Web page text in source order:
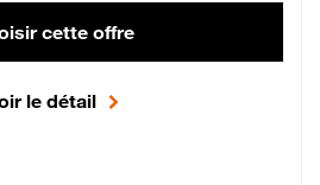
cette offre
le détail